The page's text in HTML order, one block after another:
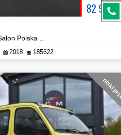
82 900
2018 185622
niski